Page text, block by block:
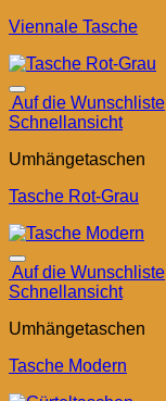
Viennale Tasche
Auf die Wunschliste
Schnellansicht
Umhängetaschen
Tasche Rot-Grau
Auf die Wunschliste
Schnellansicht
Umhängetaschen
Tasche Modern